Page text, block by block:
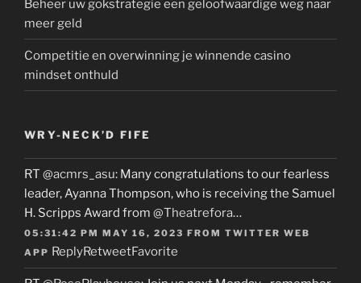
Beheer uw gokstrategie een geloofwaardige weg naar
meer geld
Competitie en overwinning je winnende casino
mindset onthuld
WRY-NECK’D FIFE
RT @acmrs_asu: Many congratulations to our fearless
leader, Ayanna Thompson, who is receiving the Samuel
H. Scripps Award from @Theatrefora…
05:31:42 PM MAY 16, 2023 FROM TWITTER WEB
APP ReplyRetweetFavorite